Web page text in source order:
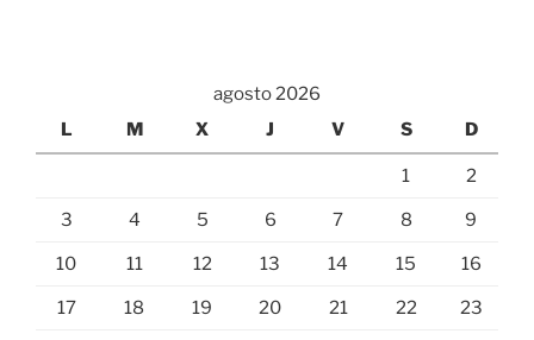
agosto 2026
L
M X J V S D
1 2
3 4 5 6 7 8 9
10 11 12 13 14 15 16
17 18 19 20 21 22 23